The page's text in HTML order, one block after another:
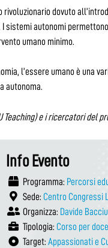
dovuto
autonomi
umano minimo.
l’essere umano è una
autonoma.
Teaching) e i ricercatori del
Info Evento
Programma: Percorsi
Sede: Centro Congressi
Organizza: Davide Bacciu
Tipologia: Corso per
Target: Appassionati e